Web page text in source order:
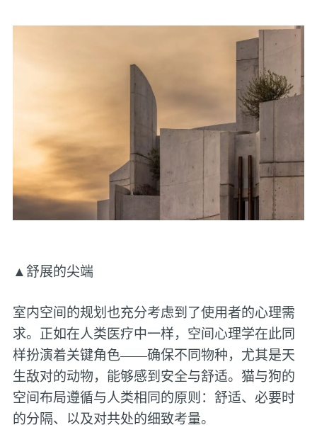
▲舒展的尖端
室内空间的规划也充分考虑到了使用者的心理需
求。正如在人类医疗中一样，空间心理学在此同
样扮演着关键角色——确保不同物种，尤其是天
生敌对的动物，能够感到安全与舒适。猫与狗的
空间布局遵循与人类相同的原则：舒适、必要时
的分隔、以及对共处的细致考量。